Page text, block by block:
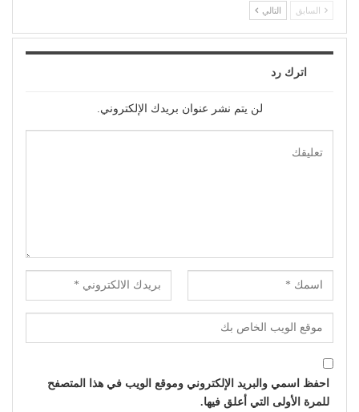
السابق التالي
اترك رد
لن يتم نشر عنوان بريدك الإلكتروني.
احفظ اسمي والبريد الإلكتروني وموقع الويب في هذا المتصفح
للمرة الأولى التي أعلق فيها.